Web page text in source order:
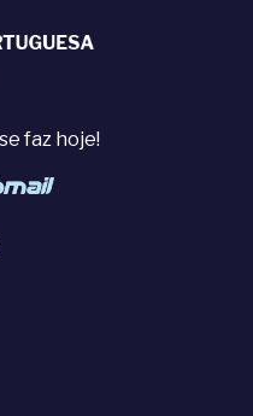
faz hoje!